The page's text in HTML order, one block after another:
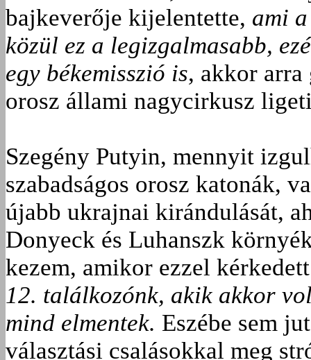
bajkeverője kijelentette, ami
közül ez a legizgalmasabb,
egy békemisszió is, akkor arra
orosz állami nagycirkusz
Szegény Putyin, mennyit
szabadságos orosz katonák,
újabb ukrajnai kirándulását,
Donyeck és Luhanszk
kezem, amikor ezzel
12. találkozónk, akik akkor
mind elmentek. Eszébe sem
választási csalásokkal meg